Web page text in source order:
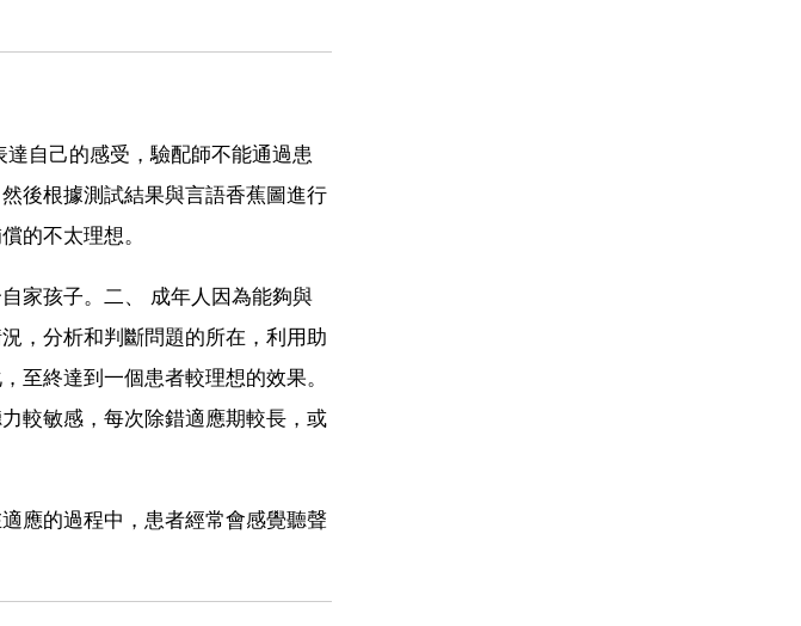
自己的感受，驗配師不能通過患
後根據測試結果與言語香蕉圖進行
的不太理想。
家孩子。二、 成年人因為能夠與
，分析和判斷問題的所在，利用助
至終達到一個患者較理想的效果。
較敏感，每次除錯適應期較長，或
應的過程中，患者經常會感覺聽聲